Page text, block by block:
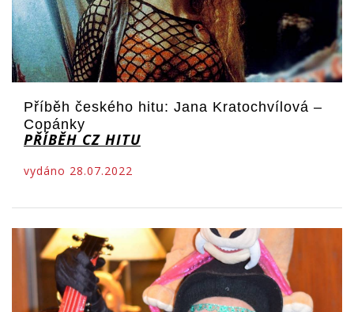
Příběh českého hitu: Jana Kratochvílová –
Copánky
PŘÍBĚH CZ HITU
vydáno 28.07.2022